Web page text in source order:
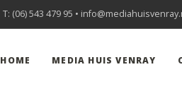
T: (06) 543 479 95 •
HOME MEDIA HUIS VENRAY